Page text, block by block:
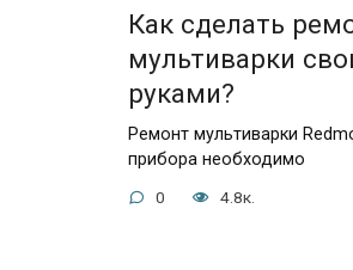
Как сделать
мультиварки
руками?
Ремонт мультиварки
прибора необходимо
0 4.8к.